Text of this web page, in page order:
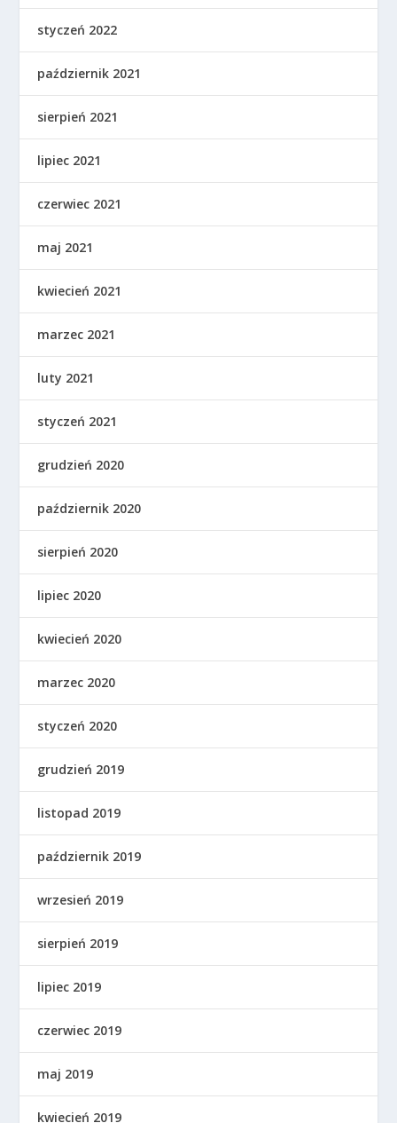
styczeń 2022
październik 2021
sierpień 2021
lipiec 2021
czerwiec 2021
maj 2021
kwiecień 2021
marzec 2021
luty 2021
styczeń 2021
grudzień 2020
październik 2020
sierpień 2020
lipiec 2020
kwiecień 2020
marzec 2020
styczeń 2020
grudzień 2019
listopad 2019
październik 2019
wrzesień 2019
sierpień 2019
lipiec 2019
czerwiec 2019
maj 2019
kwiecień 2019